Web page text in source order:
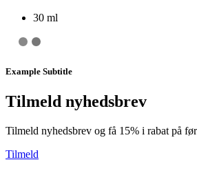
30 ml
Example Subtitle
Tilmeld nyhedsbrev
Tilmeld nyhedsbrev og få 15% i rabat på
Tilmeld